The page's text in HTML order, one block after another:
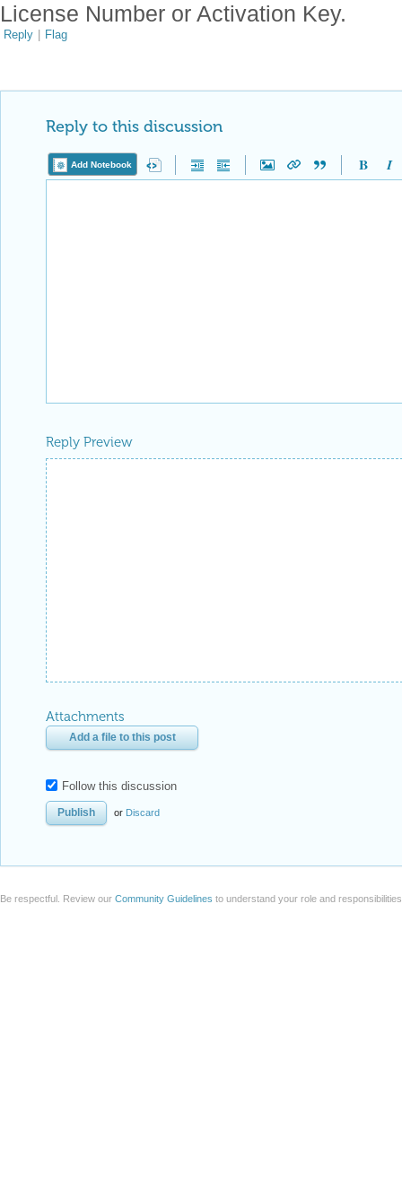
License Number or Activation Key.
Reply | Flag
Reply to this discussion
Add Notebook
Reply Preview
Attachments
Add a file to this post
Follow this discussion
or Discard
Be respectful. Review our Community Guidelines to understand your role and